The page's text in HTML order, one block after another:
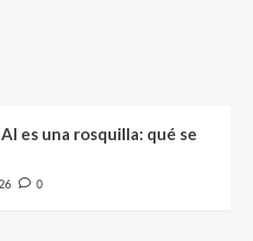
es una rosquilla: qué se
0